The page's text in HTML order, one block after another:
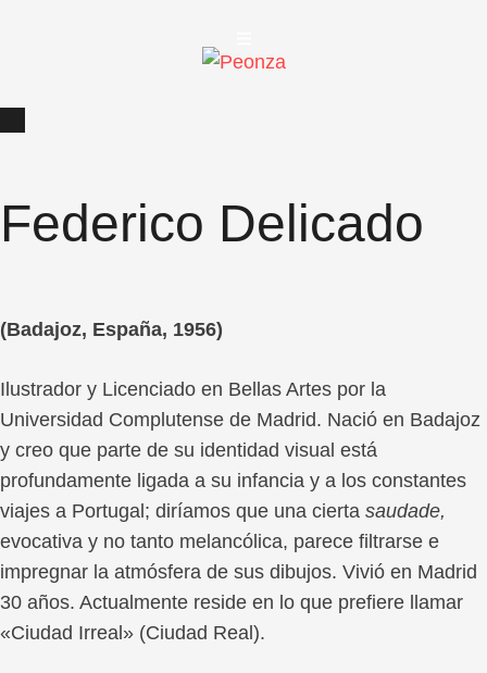
Federico Delicado
(Badajoz, España, 1956)
Ilustrador y Licenciado en Bellas Artes por la
Universidad Complutense de Madrid. Nació en Badajoz
y creo que parte de su identidad visual está
profundamente ligada a su infancia y a los constantes
viajes a Portugal; diríamos que una cierta saudade,
evocativa y no tanto melancólica, parece filtrarse e
impregnar la atmósfera de sus dibujos. Vivió en Madrid
30 años. Actualmente reside en lo que prefiere llamar
«Ciudad Irreal» (Ciudad Real).